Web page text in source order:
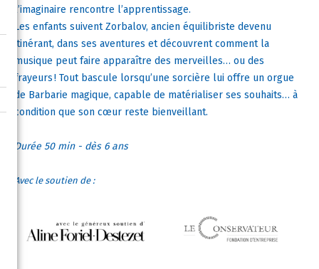
l’imaginaire rencontre l’apprentissage.
Les enfants suivent Zorbalov, ancien équilibriste devenu
itinérant, dans ses aventures et découvrent comment la
musique peut faire apparaître des merveilles… ou des
frayeurs ! Tout bascule lorsqu’une sorcière lui offre un orgue
de Barbarie magique, capable de matérialiser ses souhaits… à
condition que son cœur reste bienveillant.
Durée 50 min - dès 6 ans
Avec le soutien de :